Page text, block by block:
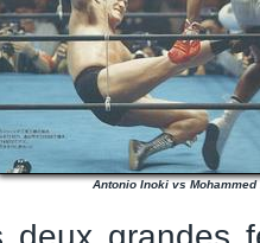
Antonio Inoki vs Mohammed